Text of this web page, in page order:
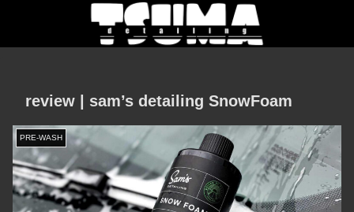
review | sam’s detailing SnowFoam
PRE-WASH